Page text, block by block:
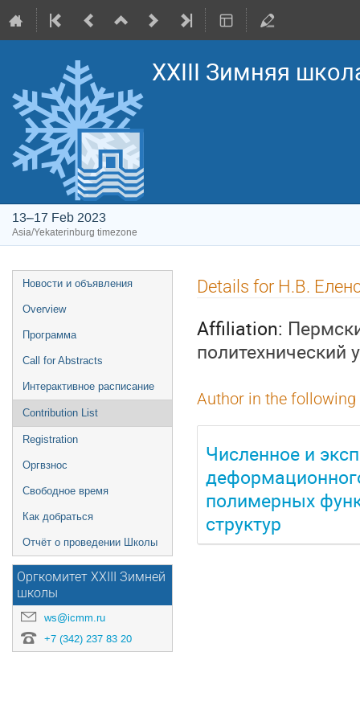
XXIII Зимняя
13–17 Feb 2023
Asia/Yekaterinburg timezone
Event
menu
Новости и объявления
Overview
Программа
Call for Abstracts
Интерактивное расписание
Contribution List
Registration
Оргвзнос
Свободное время
Как добраться
Отчёт о проведении Школы
Оргкомитет XXIII Зимней
школы
ws@icmm.ru
+7 (342) 237 83 20
Details for Н.В.
Affiliation:
политехнический
Author in the
Численное и
полимерных
структур